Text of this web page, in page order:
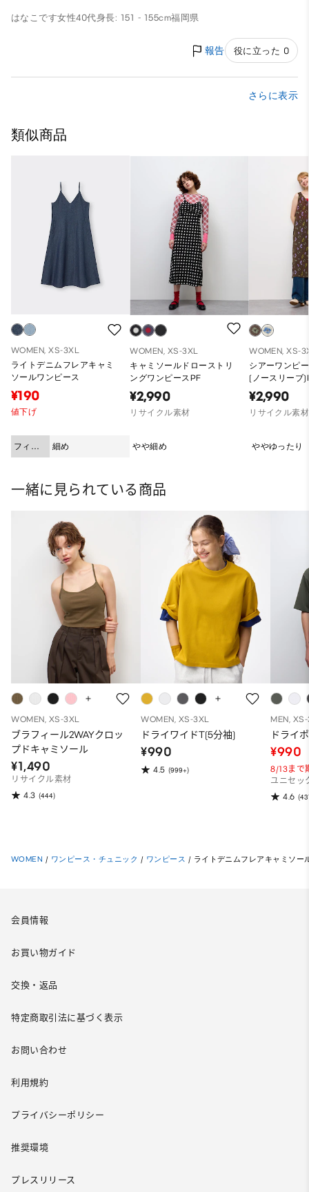
はなこです女性40代身長: 151 - 155cm福岡県
報告 役に立った 0
さらに表示
類似商品
WOMEN, XS-3XL
ライトデニムフレアキャミ
ソールワンピース
¥190
値下げ
フィッ
ト
細め
WOMEN, XS-3XL
キャミソールドローストリ
ングワンピースPF
¥2,990
リサイクル素材
やや細め
WOMEN, XS-
シアーワンピ
(ノースリーブ
¥2,990
リサイクル素材
ややゆったり
一緒に見られている商品
WOMEN, XS-3XL
ブラフィール2WAYクロッ
プドキャミソール
¥1,490
リサイクル素材
4.3 (444)
WOMEN, XS-3XL
ドライワイドT(5分袖)
¥990
4.5 (999+)
MEN,
ドライ
¥990
8/13まで
ユニセッ
4.6
WOMEN / ワンピース・チュニック / ワンピース / ライトデニムフレアキャミソー
会員情報
お買い物ガイド
交換・返品
特定商取引法に基づく表示
お問い合わせ
利用規約
プライバシーポリシー
推奨環境
プレスリリース